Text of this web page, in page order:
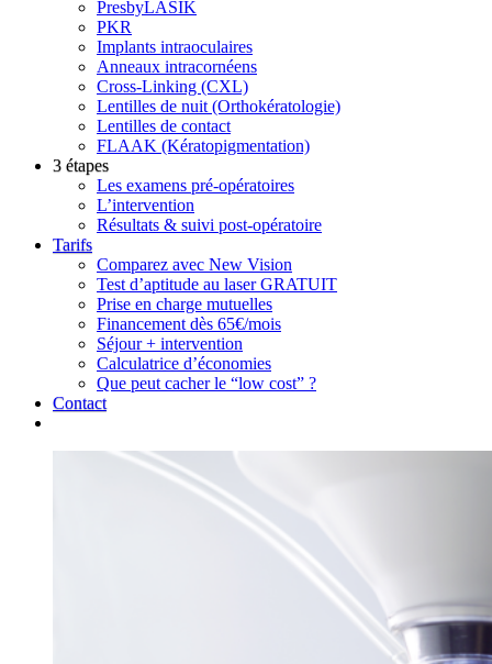
PresbyLASIK
PKR
Implants intraoculaires
Anneaux intracornéens
Cross-Linking (CXL)
Lentilles de nuit (Orthokératologie)
Lentilles de contact
FLAAK (Kératopigmentation)
3 étapes
Les examens pré-opératoires
L’intervention
Résultats & suivi post-opératoire
Tarifs
Comparez avec New Vision
Test d’aptitude au laser GRATUIT
Prise en charge mutuelles
Financement dès 65€/mois
Séjour + intervention
Calculatrice d’économies
Que peut cacher le “low cost” ?
Contact